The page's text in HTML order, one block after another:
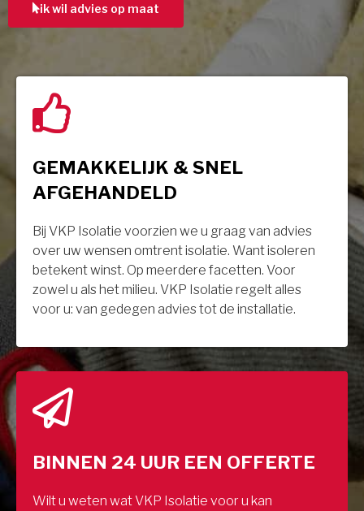
ik wil advies op maat
GEMAKKELIJK & SNEL
AFGEHANDELD
Bij VKP Isolatie voorzien we u graag van advies
over uw wensen omtrent isolatie. Want isoleren
betekent winst. Op meerdere facetten. Voor
zowel u als het milieu. VKP Isolatie regelt alles
voor u: van gedegen advies tot de installatie.
BINNEN 24 UUR EEN OFFERTE
Wilt u weten wat VKP Isolatie voor u kan